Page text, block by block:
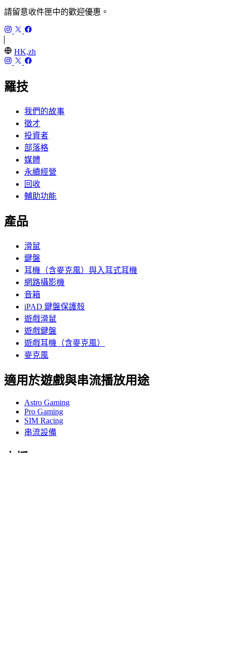
請留意收件匣中的歡迎優惠。
HK,zh
羅技
我們的故事
徵才
投資者
部落格
媒體
永續經營
回收
輔助功能
產品
滑鼠
鍵盤
耳機（含麥克風）與入耳式耳機
網路攝影機
音箱
iPAD 鍵盤保護殼
遊戲滑鼠
遊戲鍵盤
遊戲耳機（含麥克風）
麥克風
適用於遊戲與串流播放用途
Astro Gaming
Pro Gaming
SIM Racing
串流設備